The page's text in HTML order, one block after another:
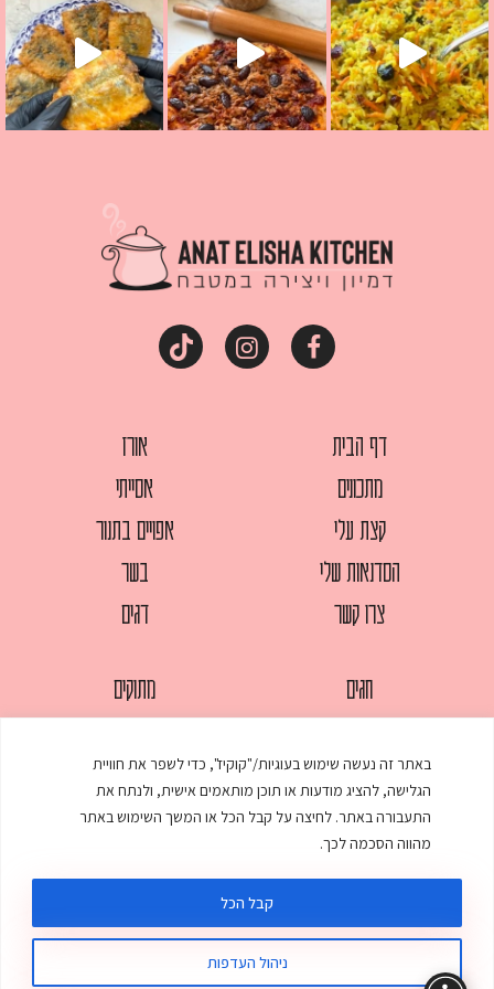
באתר זה נעשה שימוש בעוגיות/"קוקיז", כדי לשפר את חוויית
הגלישה, להציג מודעות או תוכן מותאמים אישית, ולנתח את
התעבורה באתר. לחיצה על קבל הכל או המשך השימוש באתר
מהווה הסכמה לכך.
ניהול העדפות
קבל הכל
דף הבית
מתכונים
קצת עלי
הסדנאות שלי
צרו קשר
אורז
אסייתי
אפויים בתנור
בשר
דגים
חגים
מאפים
ממולאים
מרקים
מתוקים
עוגות
עוף
© כל הזכויות שמורות לענת אלישע | עיצוב ובניית אתר